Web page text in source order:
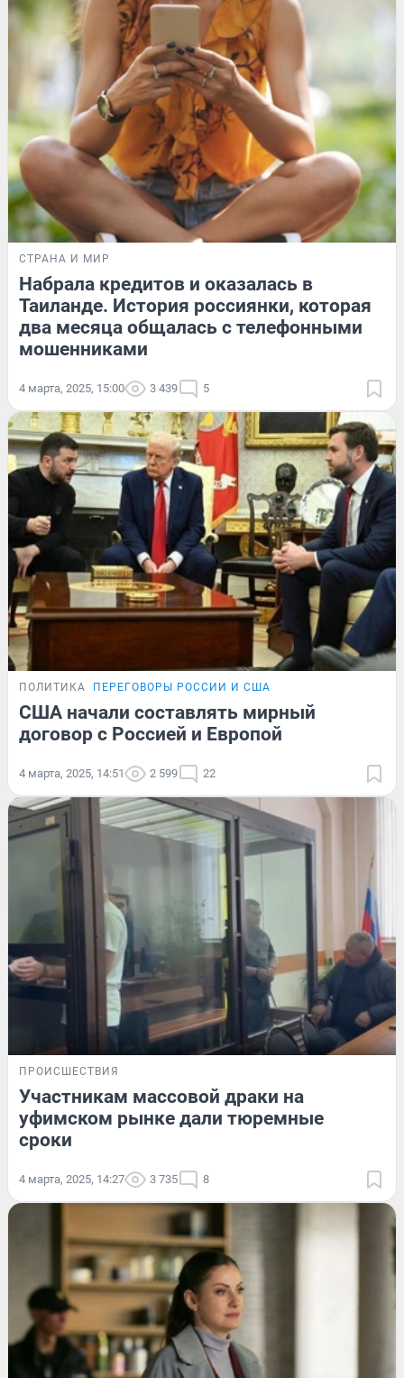
СТРАНА И МИР
Набрала кредитов и оказалась в
Таиланде. История россиянки, которая
два месяца общалась с телефонными
мошенниками
4 марта, 2025, 15:00 3 439 5
ПОЛИТИКА ПЕРЕГОВОРЫ РОССИИ И США
США начали составлять мирный
договор с Россией и Европой
4 марта, 2025, 14:51 2 599 22
ПРОИСШЕСТВИЯ
Участникам массовой драки на
уфимском рынке дали тюремные
сроки
4 марта, 2025, 14:27 3 735 8